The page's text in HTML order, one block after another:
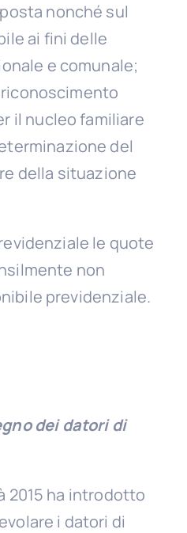
nonché sul
ai fini delle
e comunale;
il nucleo familiare
del
della situazione
le quote
non
previdenziale.
dei datori di
2015 ha introdotto
i datori di